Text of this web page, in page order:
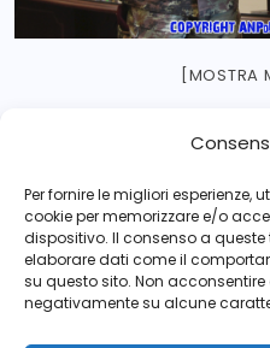
Per fornire le migliori esperienze,
cookie per memorizzare e/o
dispositivo. Il consenso a
elaborare dati come il
su questo sito. Non
negativamente su alcune
[MOSTRA